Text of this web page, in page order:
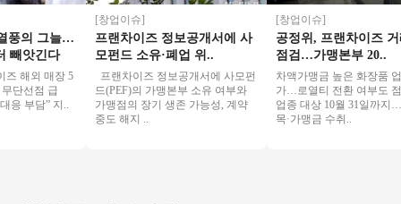
의 그늘…
앗긴다
외 매장 5
선점 급
부담” 지..
[창업이슈]
프랜차이즈 정보공개서에 사
모펀드 소유·폐업 위..
프랜차이즈 정보공개서에 사모펀
드(PEF)의 가맹본부 소유 여부와
가맹점의 장기 생존 가능성, 계약
중도 해지 ..
[창업이슈]
공정위, 프랜차이즈 거래
점검…가맹본부 20..
차액가맹금 높은 화장품 업종
가…로열티 전환 여부도 점검
업종 대상 10월 31일까지…필
목·가맹금 수취..